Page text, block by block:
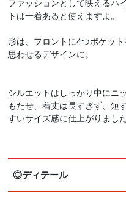
ファッションとして映えるハ
トは一着あると使えますよ。
形は、フロントに4つポケッ
思わせるデザインに。
シルエットはしっかり中にニ
もたせ、着丈は長すぎず、短
すいサイズ感に仕上がりました
◎ディテール